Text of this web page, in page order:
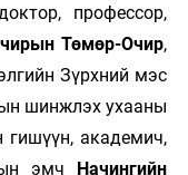
профессор,
Төмөр-Очир,
Зүрхний мэс
шинжлэх ухааны
гишүүн, академич,
эмч Начингийн